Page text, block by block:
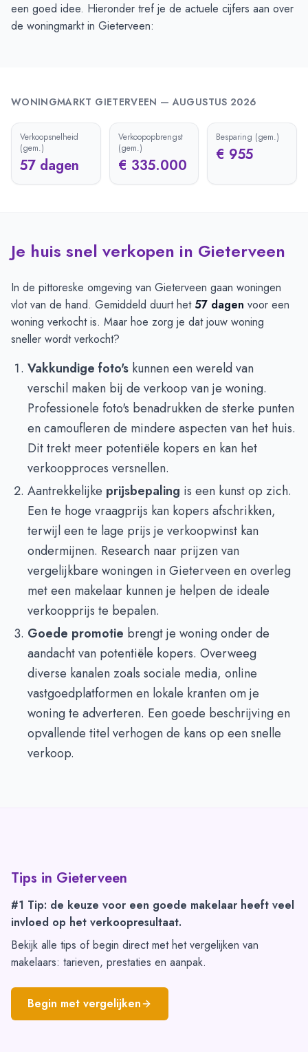
een goed idee. Hieronder tref je de actuele cijfers aan over
de woningmarkt in Gieterveen:
WONINGMARKT GIETERVEEN —AUGUSTUS 2026
Verkoopsnelheid
(gem.)
57 dagen
Verkoopopbrengst
(gem.)
€ 335.000
Besparing (gem.)
€ 955
Je huis snel verkopen in Gieterveen
In de pittoreske omgeving van Gieterveen gaan woningen
vlot van de hand. Gemiddeld duurt het 57 dagen voor een
woning verkocht is. Maar hoe zorg je dat jouw woning
sneller wordt verkocht?
Vakkundige foto's kunnen een wereld van
verschil maken bij de verkoop van je woning.
Professionele foto's benadrukken de sterke punten
en camoufleren de mindere aspecten van het huis.
Dit trekt meer potentiële kopers en kan het
verkoopproces versnellen.
Aantrekkelijke prijsbepaling is een kunst op zich.
Een te hoge vraagprijs kan kopers afschrikken,
terwijl een te lage prijs je verkoopwinst kan
ondermijnen. Research naar prijzen van
vergelijkbare woningen in Gieterveen en overleg
met een makelaar kunnen je helpen de ideale
verkoopprijs te bepalen.
Goede promotie brengt je woning onder de
aandacht van potentiële kopers. Overweeg
diverse kanalen zoals sociale media, online
vastgoedplatformen en lokale kranten om je
woning te adverteren. Een goede beschrijving en
opvallende titel verhogen de kans op een snelle
verkoop.
Tips in Gieterveen
#1 Tip: de keuze voor een goede makelaar heeft veel
invloed op het verkoopresultaat.
Bekijk alle tips of begin direct met het vergelijken van
makelaars: tarieven, prestaties en aanpak.
Begin met vergelijken